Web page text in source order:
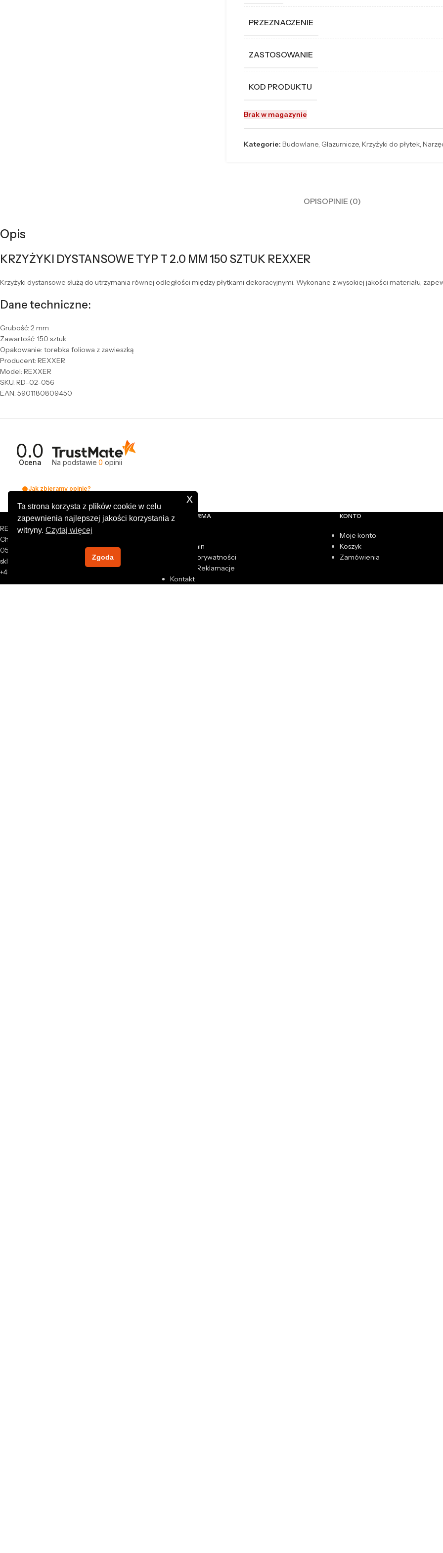
PRZEZNACZENIE
ZASTOSOWANIE
KOD PRODUKTU
Brak w magazynie
Kategorie: Budowlane, Glazurnicze, Krzyżyki do płytek,
OPISOPINIE (0)
Opis
KRZYŻYKI DYSTANSOWE TYP T 2.0 MM 150 SZTUK REXXER
Krzyżyki dystansowe służą do utrzymania równej odległości między płytkami dekoracyjnymi. Wykonane z wysokiej jakości materiału,
Dane techniczne:
Grubość: 2 mm
Zawartość: 150 sztuk
Opakowanie: torebka foliowa z zawieszką
Producent: REXXER
Model: REXXER
SKU: RD-02-056
EAN: 5901180809450
0.0
Ocena Na podstawie 0 opinii
Jak zbieramy opinie?
REXXER sp. z o.o.
Chrzanów Mały 44A
05-825 Grodzisk Mazowiecki
sklep@rexxer.pl
+48 512 477 473
NASZA FIRMA
Regulamin
Polityka prywatności
Zwroty i Reklamacje
Kontakt
KONTO
Moje konto
Koszyk
Zamówienia
Ta strona korzysta z plików cookie w celu
zapewnienia najlepszej jakości korzystania z
witryny.Czytaj więcej
Zgoda
x